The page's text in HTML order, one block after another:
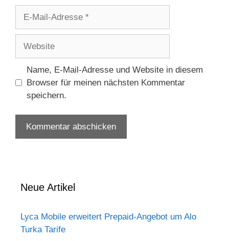
Adresse
Name, E-Mail-Adresse und Website in diesem
Browser für meinen nächsten Kommentar
speichern.
Neue Artikel
Lyca Mobile erweitert Prepaid-Angebot um Alo
Turka Tarife